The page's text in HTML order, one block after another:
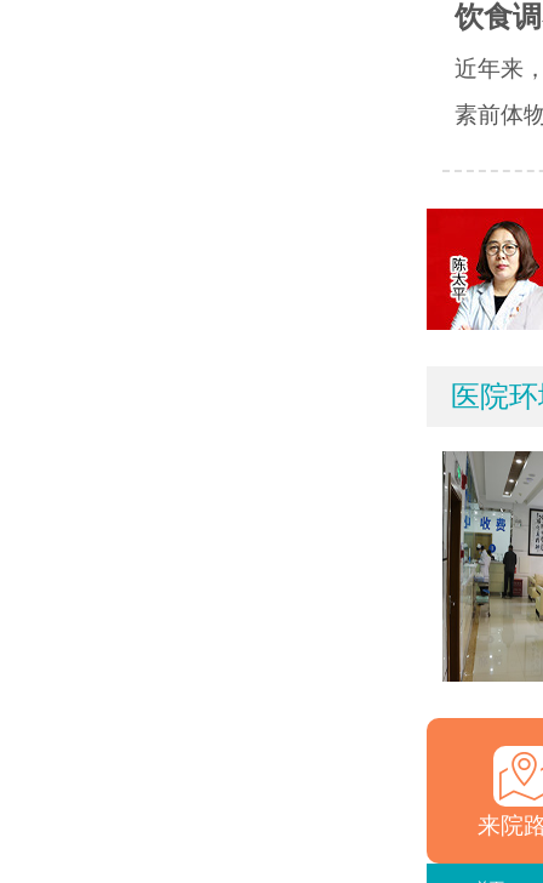
饮食
近年来
素前体
医院
来院